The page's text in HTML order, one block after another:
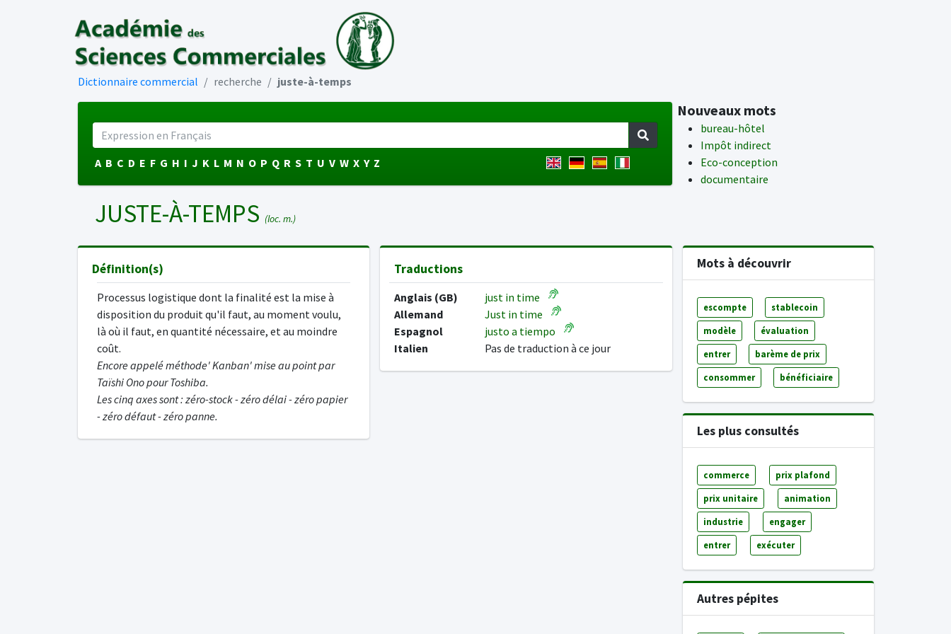
Dictionnaire commercial recherche juste-à-temps
A B C D E F G H I J K L M N O P Q R S T U V W X Y Z
Nouveaux mots
bureau-hôtel
Impôt indirect
Eco-conception
documentaire
JUSTE-À-TEMPS (loc. m.)
Définition(s)
Processus logistique dont la finalité est la mise à
disposition du produit qu'il faut, au moment voulu,
là où il faut, en quantité nécessaire, et au moindre
coût.
Encore appelé méthode' Kanban' mise au point par
Taïshi Ono pour Toshiba.
Les cinq axes sont : zéro-stock - zéro délai - zéro papier
- zéro défaut - zéro panne.
Traductions
Anglais (GB)
just in time
Allemand
Just in time
Espagnol
justo a tiempo
Italien
Pas de traduction à ce jour
Mots à découvrir
escompte stablecoin
modèle évaluation
entrer barème de prix
consommer bénéficiaire
Les plus consultés
commerce prix plafond
prix unitaire animation
industrie engager
entrer exécuter
Autres pépites